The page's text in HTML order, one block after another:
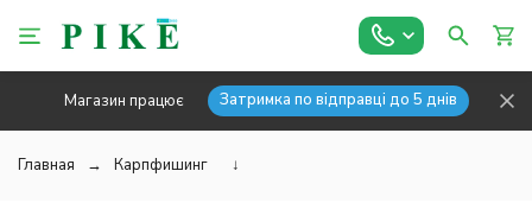
Магазин працює Затримка по відправці до 5 днів
Главная Карпфишинг ↓